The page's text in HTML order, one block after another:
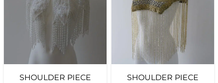
SHOULDER PIECE SHOULDER PIECE